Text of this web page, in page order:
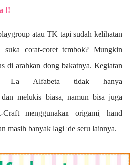
!!
atau TK tapi sudah kelihatan
suka corat-coret tembok? Mungkin
di arahkan dong bakatnya. Kegiatan
Alfabeta tidak hanya
dan melukis biasa, namun bisa juga
menggunakan origami, hand
masih banyak lagi ide seru lainnya.